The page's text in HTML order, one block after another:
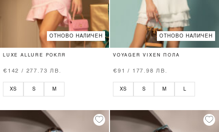
ОТНОВО НАЛИЧЕН
LUXE ALLURE РОКЛЯ
€142 / 277.73 ЛВ.
XS S M
ОТНОВО НАЛИЧЕН
VOYAGER VIXEN ПОЛА
€91 / 177.98 ЛВ.
XS S M